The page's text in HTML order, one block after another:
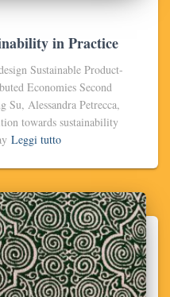
in Practice
Sustainable Product-
Economies Second
Alessandra Petrecca,
towards sustainability
Leggi tutto